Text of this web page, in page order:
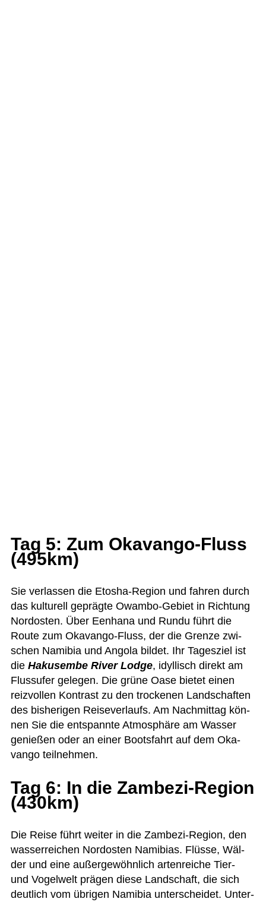
Tag 5: Zum Okavango-Fluss
(495km)
Sie ver­las­sen die Eto­sha-Region und fah­ren durch
das kul­tu­rell geprägte Owambo-Gebiet in Rich­tung
Nord­os­ten. Über Eenhana und Rundu führt die
Route zum Oka­vango-Fluss, der die Grenze zwi­
schen Nami­bia und Angola bil­det. Ihr Tages­ziel ist
die Hakus­embe River Lodge, idyl­lisch direkt am
Fluss­ufer gele­gen. Die grüne Oase bie­tet einen
reiz­vol­len Kon­trast zu den tro­cke­nen Land­schaf­ten
des bis­he­ri­gen Rei­se­ver­laufs. Am Nach­mit­tag kön­
nen Sie die ent­spannte Atmo­sphäre am Was­ser
genie­ßen oder an einer Boots­fahrt auf dem Oka­
vango teilnehmen.
Tag 6: In die Zambezi-Region
(430km)
Die Reise führt wei­ter in die Zam­bezi-Region, den
was­ser­rei­chen Nord­os­ten Nami­bias. Flüsse, Wäl­
der und eine außer­ge­wöhn­lich arten­rei­che Tier-
und Vogel­welt prä­gen diese Land­schaft, die sich
deut­lich vom übri­gen Nami­bia unter­schei­det. Unter­